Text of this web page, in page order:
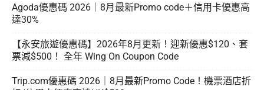
Agoda優惠碼 2026｜8月最新Promo code＋信用卡優惠高
達30%
【永安旅遊優惠碼】2026年8月更新！迎新優惠$120、套
票減$500！ 全年 Wing On Coupon Code
Trip.com優惠碼 2026｜8月最新Promo Code！機票酒店折